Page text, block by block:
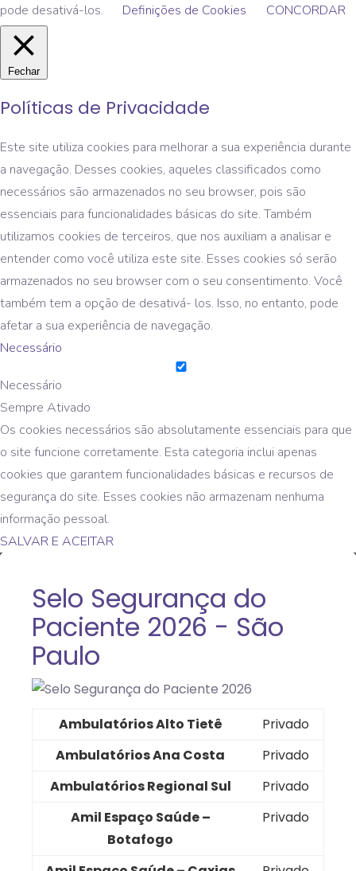
pode desativá-los.
Definições de Cookies CONCORDAR
Fechar
Políticas de Privacidade
Este site utiliza cookies para melhorar a sua experiência durante
a navegação. Desses cookies, aqueles classificados como
necessários são armazenados no seu browser, pois são
essenciais para funcionalidades básicas do site. Também
utilizamos cookies de terceiros, que nos auxiliam a analisar e
entender como você utiliza este site. Esses cookies só serão
armazenados no seu browser com o seu consentimento. Você
também tem a opção de desativá- los. Isso, no entanto, pode
afetar a sua experiência de navegação.
Necessário
Necessário
Sempre Ativado
Os cookies necessários são absolutamente essenciais para que
o site funcione corretamente. Esta categoria inclui apenas
cookies que garantem funcionalidades básicas e recursos de
segurança do site. Esses cookies não armazenam nenhuma
informação pessoal.
SALVAR E ACEITAR
Selo Segurança do
Paciente 2026 - São
Paulo
Ambulatórios Alto Tietê
Privado
Ambulatórios Ana Costa
Privado
Ambulatórios Regional Sul
Privado
Amil Espaço Saúde –
Botafogo
Privado